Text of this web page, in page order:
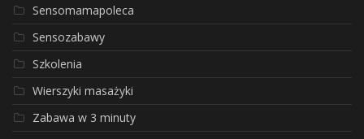
Sensomamapoleca
Sensozabawy
Szkolenia
Wierszyki masażyki
Zabawa w 3 minuty